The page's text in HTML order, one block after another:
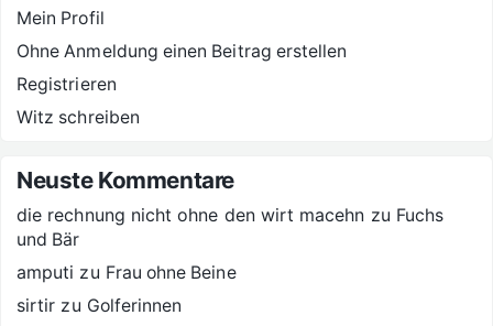
Mein Profil
Ohne Anmeldung einen Beitrag erstellen
Registrieren
Witz schreiben
Neuste Kommentare
die rechnung nicht ohne den wirt macehn zu Fuchs
und Bär
amputi zu Frau ohne Beine
sirtir zu Golferinnen